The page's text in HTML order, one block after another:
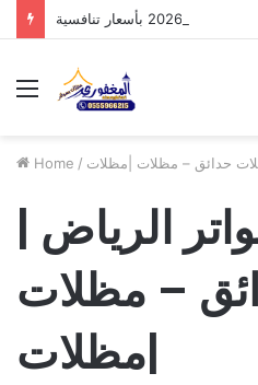
Menu
Home / حدائق – مظلات |مظلات
الرياض |
– مظلات
|مظلات